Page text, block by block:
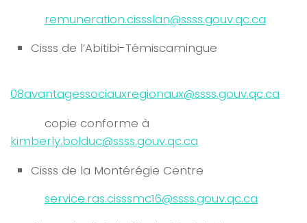
remuneration.cissslan@ssss.gouv.qc.ca
Cisss de l’Abitibi-Témiscamingue
08avantagessociauxregionaux@ssss.gouv.qc.ca
copie conforme à
kimberly.bolduc@ssss.gouv.qc.ca
Cisss de la Montérégie Centre
service.ras.cisssmc16@ssss.gouv.qc.ca